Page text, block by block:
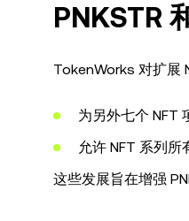
PNKSTR
TokenWorks 对扩展
为另外七个 NFT
允许 NFT 系列所
这些发展旨在增强